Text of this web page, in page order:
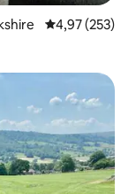
Évaluation
4,97 (253)